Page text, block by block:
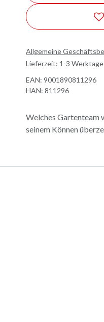
Allgemeine
Lieferzeit: 1-3 Werktage
EAN: 9001890811296
HAN: 811296
Welches Gartenteam
seinem Können